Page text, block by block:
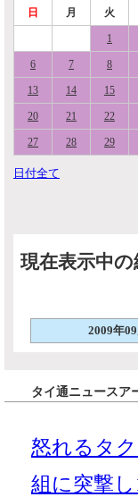
日
月 火
1
6 7 8
13 14 15
20 21 22
27 28 29
日付全て
現在表示中
2009年
タイ通ニュースア
怒れるタ
組に突撃